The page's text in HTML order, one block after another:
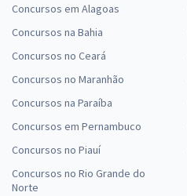
Concursos em Alagoas
Concursos na Bahia
Concursos no Ceará
Concursos no Maranhão
Concursos na Paraíba
Concursos em Pernambuco
Concursos no Piauí
Concursos no Rio Grande do
Norte